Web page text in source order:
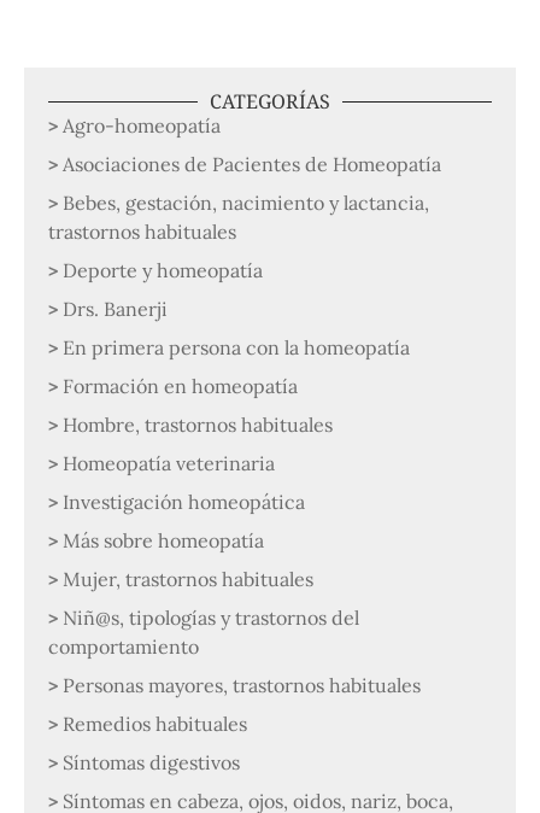
CATEGORÍAS
Agro-homeopatía
Asociaciones de Pacientes de Homeopatía
Bebes, gestación, nacimiento y lactancia,
trastornos habituales
Deporte y homeopatía
Drs. Banerji
En primera persona con la homeopatía
Formación en homeopatía
Hombre, trastornos habituales
Homeopatía veterinaria
Investigación homeopática
Más sobre homeopatía
Mujer, trastornos habituales
Niñ@s, tipologías y trastornos del
comportamiento
Personas mayores, trastornos habituales
Remedios habituales
Síntomas digestivos
Síntomas en cabeza, ojos, oidos, nariz, boca,